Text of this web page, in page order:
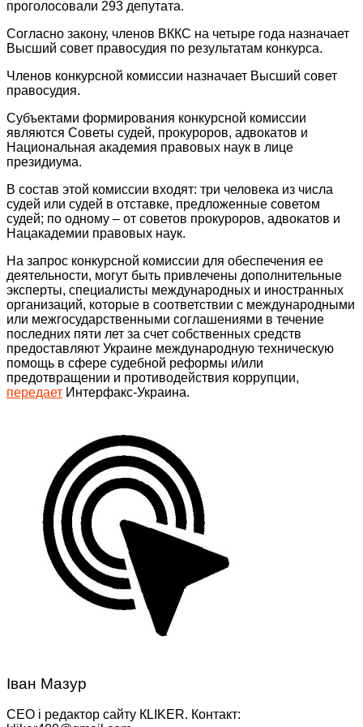
проголосовали 293 депутата.
Согласно закону, членов ВККС на четыре года назначает
Высший совет правосудия по результатам конкурса.
Членов конкурсной комиссии назначает Высший совет
правосудия.
Субъектами формирования конкурсной комиссии
являются Советы судей, прокуроров, адвокатов и
Национальная академия правовых наук в лице
президиума.
В состав этой комиссии входят: три человека из числа
судей или судей в отставке, предложенные советом
судей; по одному – от советов прокуроров, адвокатов и
Нацакадемии правовых наук.
На запрос конкурсной комиссии для обеспечения ее
деятельности, могут быть привлечены дополнительные
эксперты, специалисты международных и иностранных
организаций, которые в соответствии с международными
или межгосударственными соглашениями в течение
последних пяти лет за счет собственных средств
предоставляют Украине международную техническую
помощь в сфере судебной реформы и/или
предотвращении и противодействия коррупции,
передает Интерфакс-Украина.
Іван Мазур
CEO і редактор сайту КLIKER. Контакт: